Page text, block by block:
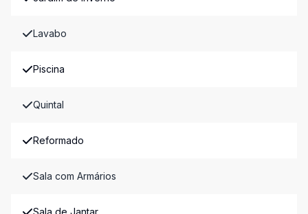
Lavabo
Piscina
Quintal
Reformado
Sala com Armários
Sala de Jantar